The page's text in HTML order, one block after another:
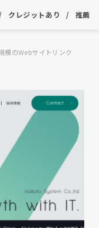
クレジットあり 推薦
模のWebサイトリンク